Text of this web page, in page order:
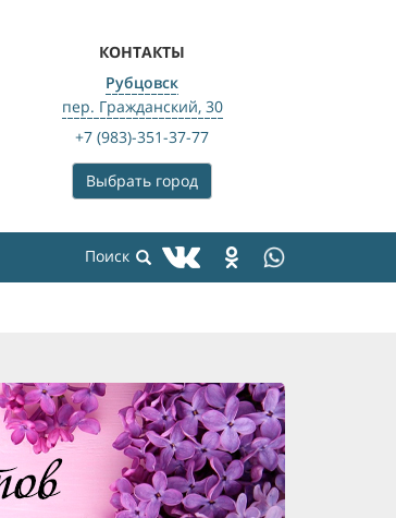
КОНТАКТЫ
Рубцовск
пер. Гражданский, 30
+7 (983)-351-37-77
Выбрать город